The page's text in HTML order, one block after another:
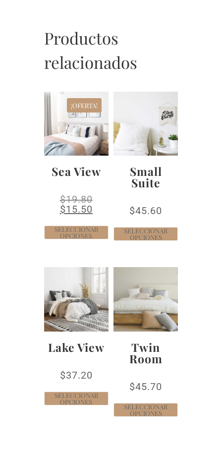
Productos
relacionados
¡OFERTA!
Sea View
$19.80
$15.50
SELECCIONAR
OPCIONES
Small
Suite
$45.60
SELECCIONAR
OPCIONES
Lake View
$37.20
SELECCIONAR
OPCIONES
Twin
Room
$45.70
SELECCIONAR
OPCIONES